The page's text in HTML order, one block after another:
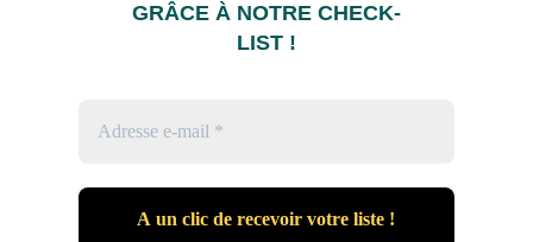
GRÂCE À NOTRE CHECK-
LIST !